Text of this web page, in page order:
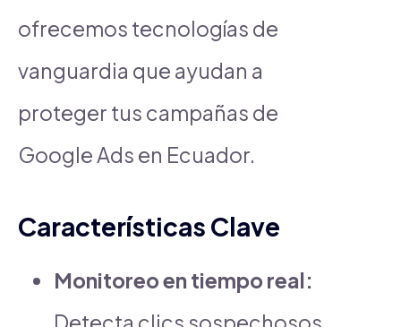
ofrecemos tecnologías de
vanguardia que ayudan a
proteger tus campañas de
Google Ads en Ecuador.
Características Clave
Monitoreo en tiempo real: